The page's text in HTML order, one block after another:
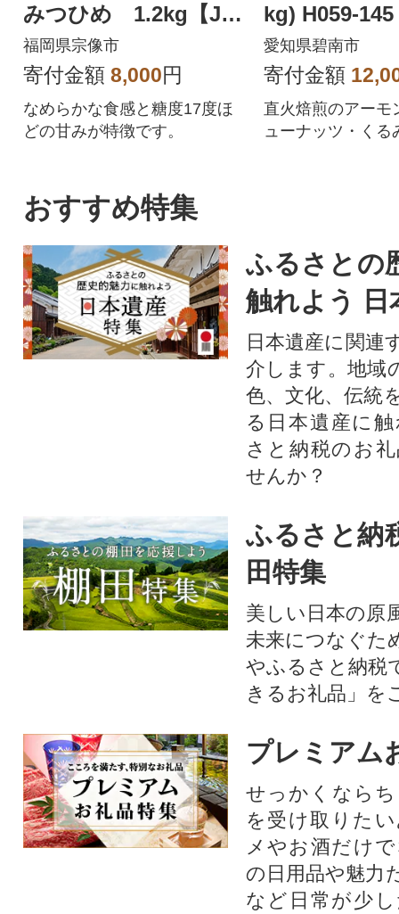
みつひめ 1.2kg【JA
ほたるの里】_HA0278
福岡県宗像市
寄付金額 8,000円
なめらかな食感と糖度17度ほ
どの甘みが特徴です。
kg) H059-145
愛知県碧南市
寄付金額
直火焙煎のアーモ
ューナッツ・くる
おすすめ特集
ふるさとの
触れよう 日
日本遺産に関連
介します。地域
色、文化、伝統
る日本遺産に
さと納税のお
せんか？​​​
ふるさと納
田特集
美しい日本の原
未来につなぐた
やふるさと納税
きるお礼品」を
プレミアム
せっかくなら
を受け取りた
メやお酒だけ
の日用品や魅力
など日常が少